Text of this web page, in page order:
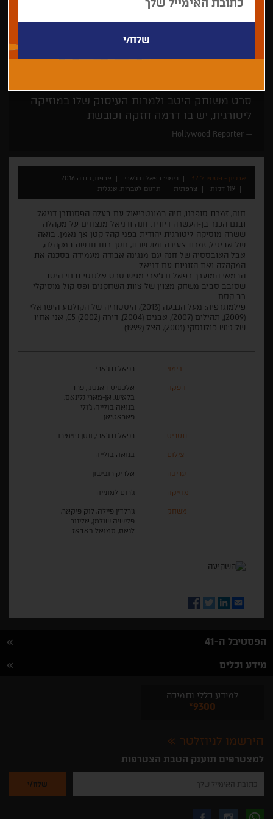
סרט משוחק היטב ולמרות העיסוק שלו במוזיקה
ליטורגית, יש בו דרמה חזקה וכובשת
Hollywood Reporter
ארכיון - פסטיבל 32 בימוי: רפאל נדג’ארי
צרפת, קנדה 2016
119 דקות
צרפתית תרגום לעברית, אנגלית
חנה, זמרת סופרנו, חיה במונטריאול עם בעלה הפסנתרן דניאל
ובנם הכנר בן-העשרה דיוויד. חנה ודניאל מנצחים על מקהלה
ששרה מוסיקה ליטורגית יהודית בפני קהל קטן אך נאמן. בואה
של אביגיל, זמרת צעירה ומוכשרת, נוסך רוח חדשה במקהלה,
אבל האובססיה של חנה עם מנגינה אבודה מעמידה בסכנה את
המקהלה ואת הזוגיות עם דניאל.
הבמאי המוערך רפאל נדג’ארי מגיש סרט אלגנטי ובנוי היטב
שסובב סביב משחק מצוין של צוות השחקנים ופס קול מוסיקלי
רב קסם.
פילמוגרפיה: מעל הגבעה (2013), היסטוריה של הקולנוע הישראלי
(2009), תהילים (2007), אבנים (2004), דירה C5 (2002), אני אחיו
של ג'וש פולונסקי (2001), הצל (1999).
בימוי רפאל נדג’ארי
הפקה
אלכסיס דאנטק, פרד
בלאיש, אן-מארי גלינאס,
בנואה בולייה, ג'ולי
פאראטיאן
תסריט רפאל נדג’ארי, ונסן פוימירו
צילום בנואה בולייה
עריכה אלריק רובישון
מוזיקה ג'רום למונייה
משחק
ג'רלדין פיילה, לוק פיקאר,
פלישיה שולמן, אלינור
לגאס, סמואל באדאז
Email
LinkedIn
Twitter
Facebook
הפסטיבל ה-41
מידע וכלים
למידע כללי ותמיכה
*9300
הירשמו לניוזלטר
למצטרפים תוענק הטבת הצטרפות
להזין
לקבלת עקבו